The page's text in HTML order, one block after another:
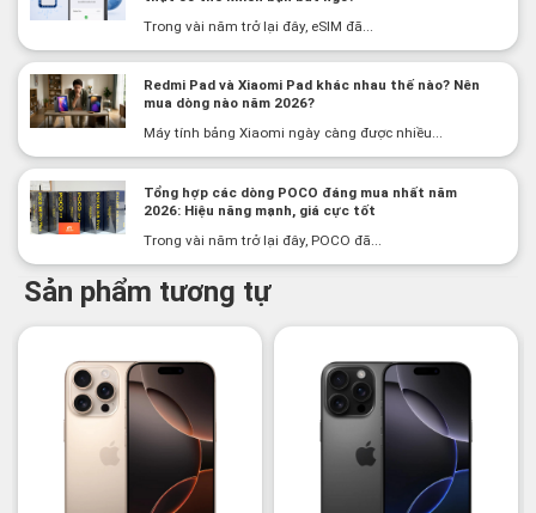
Trong vài năm trở lại đây, eSIM đã...
Redmi Pad và Xiaomi Pad khác nhau thế nào? Nên
mua dòng nào năm 2026?
Máy tính bảng Xiaomi ngày càng được nhiều...
Tổng hợp các dòng POCO đáng mua nhất năm
2026: Hiệu năng mạnh, giá cực tốt
Trong vài năm trở lại đây, POCO đã...
Sản phẩm tương tự